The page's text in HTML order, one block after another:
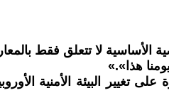
الأساسية لا تتعلق فقط
هذا».»
تغيير البيئة الأمنية